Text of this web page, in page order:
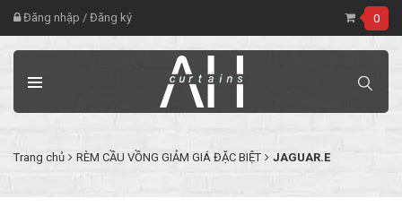
Đăng nhập / Đăng ký 0
Trang chủ RÈM CẦU VỒNG GIẢM GIÁ ĐẶC BIỆT JAGUAR.E